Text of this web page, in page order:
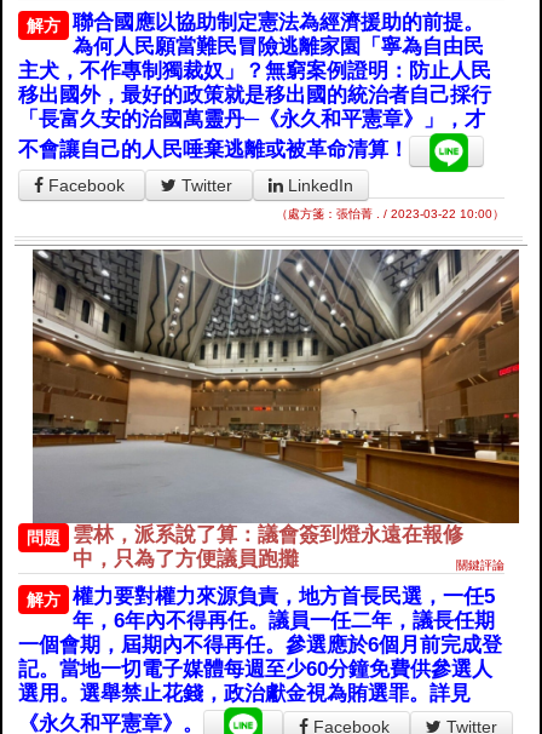
解方
聯合國應以協助制定憲法為經濟援助的前提。
為何人民願當難民冒險逃離家園「寧為自由民
主犬，不作專制獨裁奴」？無窮案例證明：防止人民
移出國外，最好的政策就是移出國的統治者自己採行
「長富久安的治國萬靈丹─《永久和平憲章》」，才
不會讓自己的人民唾棄逃離或被革命清算！
Facebook Twitter LinkedIn
（處方箋：張怡菁 . / 2023-03-22 10:00）
問題
雲林，派系說了算：議會簽到燈永遠在報修
中，只為了方便議員跑攤
關鍵評論
解方
權力要對權力來源負責，地方首長民選，一任5
年，6年內不得再任。議員一任二年，議長任期
一個會期，屆期內不得再任。參選應於6個月前完成登
記。當地一切電子媒體每週至少60分鐘免費供參選人
選用。選舉禁止花錢，政治獻金視為賄選罪。詳見
《永久和平憲章》。
Facebook Twitter